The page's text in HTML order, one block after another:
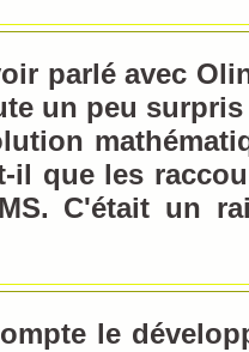
parlé avec
un peu
il que les
C'était un
le